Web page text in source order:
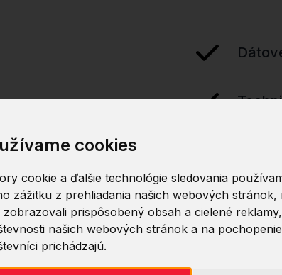
cookies
cookie a ďalšie technológie sledovania
zážitku z prehliadania našich webových stránok,
zobrazovali prispôsobený obsah a cielené
našich webových stránok a na
prichádzajú.